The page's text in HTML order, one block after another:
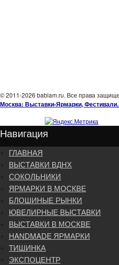
© 2011-2026 bablam.ru. Все права
Москва: Выставки-Ярмарки,
Навигация
ГЛАВНАЯ
ВЫСТАВКИ ВДНХ
СОКОЛЬНИКИ
ЯРМАРКИ В МОСКВЕ
БЛОШИНЫЕ РЫНКИ
ЮВЕЛИРНЫЕ ВЫСТАВКИ
ВЫСТАВКИ В МОСКВЕ
HANDMADE ЯРМАРКИ
ТИШИНКА
ЭКСПОЦЕНТР